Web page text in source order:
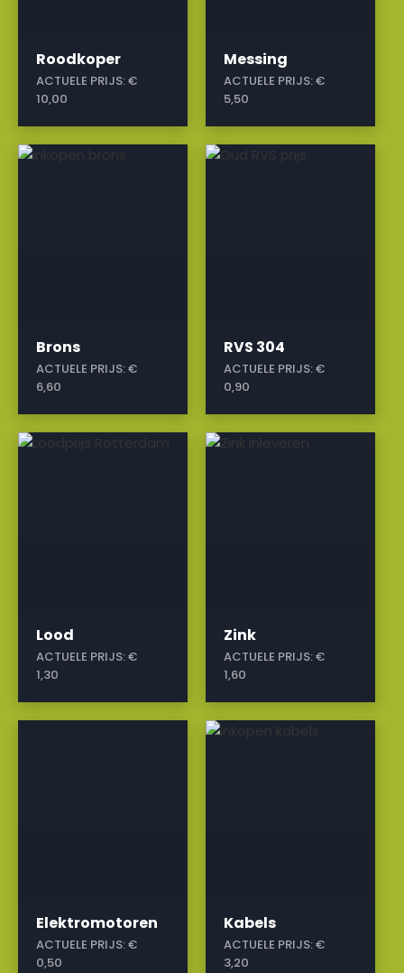
Roodkoper
ACTUELE PRIJS:€
10,00
Messing
ACTUELE PRIJS:€
5,50
Brons
ACTUELE PRIJS:€
6,60
a
RVS 304
ACTUELE PRIJS:€
0,90
a
Lood
ACTUELE PRIJS:€
1,30
a
Zink
ACTUELE PRIJS:€
1,60
a
Elektromotoren
ACTUELE PRIJS:€
0,50
Kabels
ACTUELE PRIJS:€
3,20
a